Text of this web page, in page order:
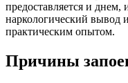
предоставляется и
наркологический вывод
практическим опытом.
Причины